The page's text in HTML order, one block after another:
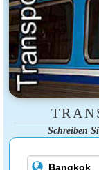
Schreiben